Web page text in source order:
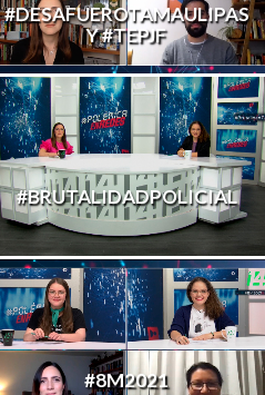
#DESAFUEROTAMAULIPAS
Y #TEPJF
#BRUTALIDADPOLICIAL
#8M2021